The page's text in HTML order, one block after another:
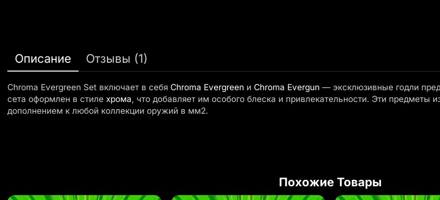
Описание Отзывы (1)
Chroma Evergreen Set включает в себя Chroma Evergreen и Chroma Evergun — эксклюзивные годли
сета оформлен в стиле хрома, что добавляет им особого блеска и привлекательности. Эти предметы
дополнением к любой коллекции оружий в мм2.
Похожие Товары